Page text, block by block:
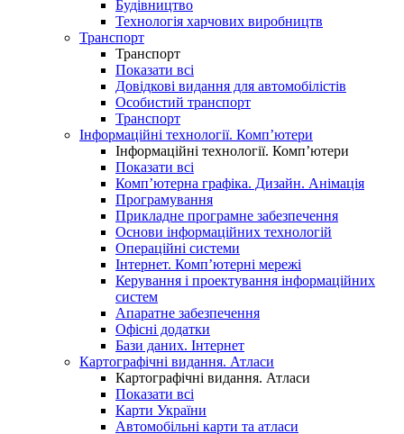
Будівництво
Технологія харчових виробництв
Транспорт
Транспорт
Показати всі
Довідкові видання для автомобілістів
Особистий транспорт
Транспорт
Інформаційні технології. Комп’ютери
Інформаційні технології. Комп’ютери
Показати всі
Комп’ютерна графіка. Дизайн. Анімація
Програмування
Прикладне програмне забезпечення
Основи інформаційних технологій
Операційні системи
Інтернет. Комп’ютерні мережі
Керування і проектування інформаційних
систем
Апаратне забезпечення
Офісні додатки
Бази даних. Інтернет
Картографічні видання. Атласи
Картографічні видання. Атласи
Показати всі
Карти України
Автомобільні карти та атласи